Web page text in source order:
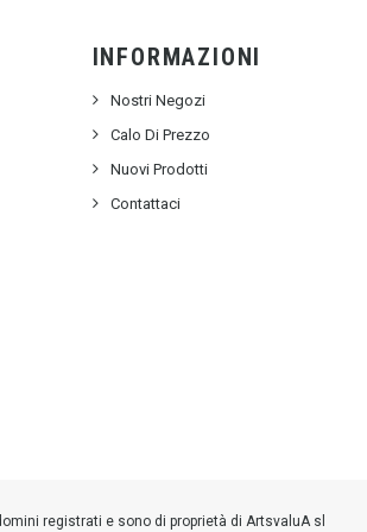
INFORMAZIONI
Nostri Negozi
Calo Di Prezzo
Nuovi Prodotti
Contattaci
registrati e sono di proprietà di ArtsvaluA sl